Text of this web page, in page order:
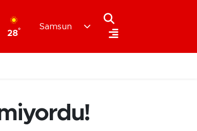
28°
Samsun